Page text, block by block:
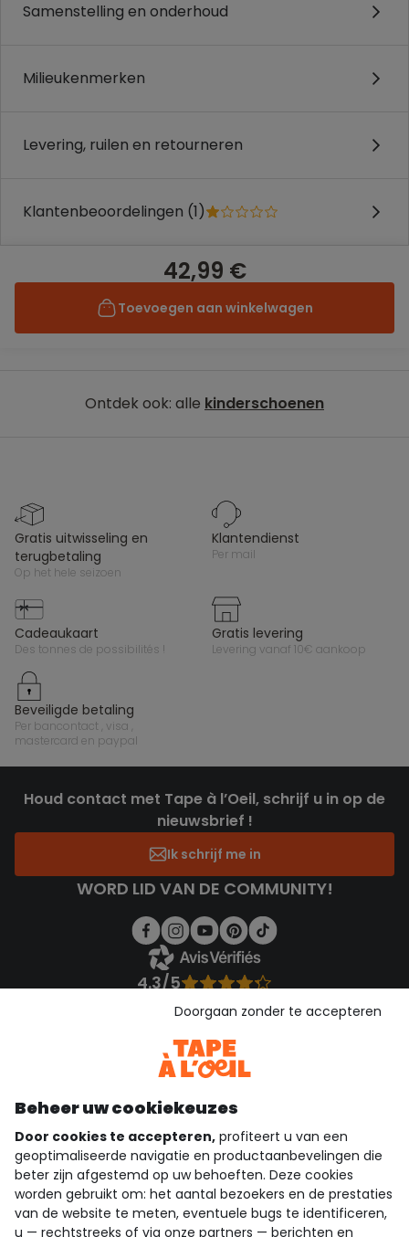
Samenstelling en onderhoud
Milieukenmerken
Levering, ruilen en retourneren
Klantenbeoordelingen (1)
42,99 €
Toevoegen aan winkelwagen
Ontdek ook: alle kinderschoenen
gratis uitwisseling en
terugbetaling
op het hele seizoen
klantendienst
per mail
cadeaukaart
des tonnes de possibilités !
gratis levering
levering vanaf 10€ aankoop
beveiligde betaling
per bancontact , visa ,
mastercard en paypal
Houd contact met Tape à l’Oeil, schrijf u in op de
nieuwsbrief !
Ik schrijf me in
WORD LID VAN DE COMMUNITY!
4.3/5
Bekijk de vertrouwensverklaring
Download onze applicatie
Ontdek onze applicatie
wie zijn we?
hulp nodig
Beheer uw cookiekeuzes
Door cookies te accepteren, profiteert u van een
geoptimaliseerde navigatie en productaanbevelingen die
beter zijn afgestemd op uw behoeften. Deze cookies
worden gebruikt om: het aantal bezoekers en de prestaties
van de website te meten, eventuele bugs te identificeren,
u — rechtstreeks of via onze partners — berichten en
Doorgaan zonder te accepteren